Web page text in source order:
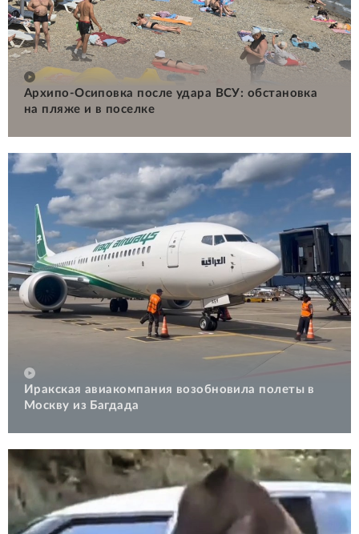
Архипо-Осиповка после удара ВСУ: обстановка
на пляже и в поселке
Иракская авиакомпания возобновила полеты в
Москву из Багдада